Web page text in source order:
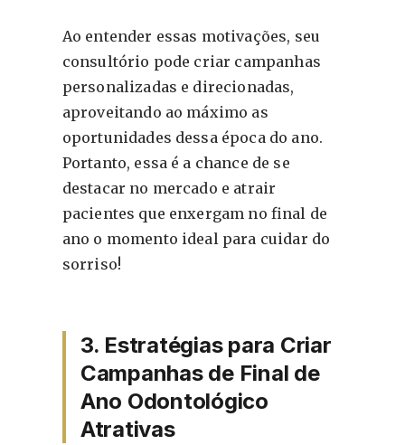
Ao entender essas motivações, seu
consultório pode criar campanhas
personalizadas e direcionadas,
aproveitando ao máximo as
oportunidades dessa época do ano.
Portanto, essa é a chance de se
destacar no mercado e atrair
pacientes que enxergam no final de
ano o momento ideal para cuidar do
sorriso!
3. Estratégias para Criar
Campanhas de Final de
Ano Odontológico
Atrativas